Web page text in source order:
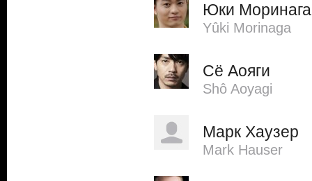
Юки Моринага
Yûki Morinaga
Сё Аояги
Shô Aoyagi
Марк Хаузер
Mark Hauser